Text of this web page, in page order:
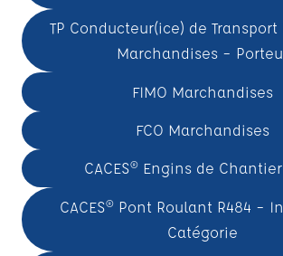
TP Conducteur(ice) de
Marchandises –
FIMO Marchandises
FCO Marchandises
CACES® Engins de
CACES® Pont Roulant R484 –
Catégorie